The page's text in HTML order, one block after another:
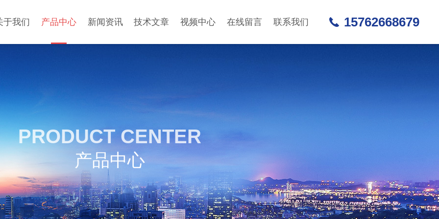
于我们 产品中心 新闻资讯 技术文章 视频中心 在线留言 联系我们 15762668679
PRODUCT CENTER
产品中心